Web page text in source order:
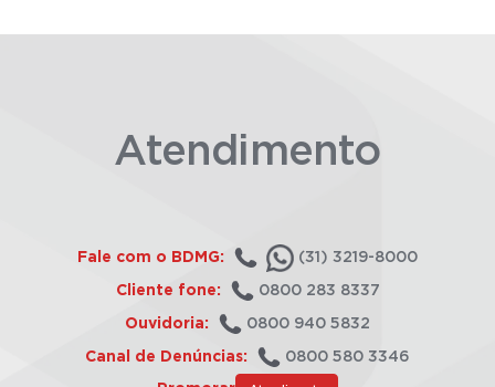
Atendimento
Fale com o BDMG: (31) 3219-8000
Cliente fone: 0800 283 8337
Ouvidoria: 0800 940 5832
Canal de Denúncias: 0800 580 3346